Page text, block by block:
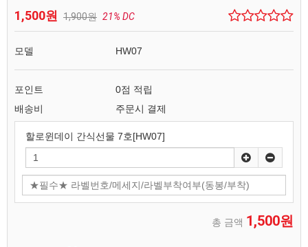
1,500원 1,900원 21% DC
모델 HW07
포인트
0점 적립
배송비
주문시 결제
할로윈데이 간식선물 7호[HW07]
총 금액 1,500원